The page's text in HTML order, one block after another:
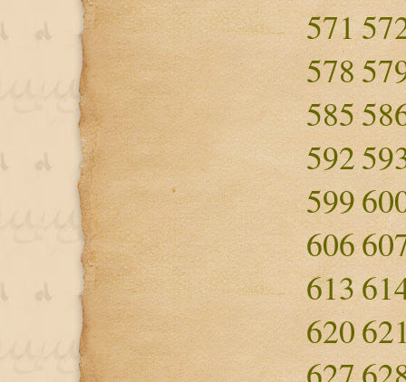
571
578
585
592
599
606
613
620